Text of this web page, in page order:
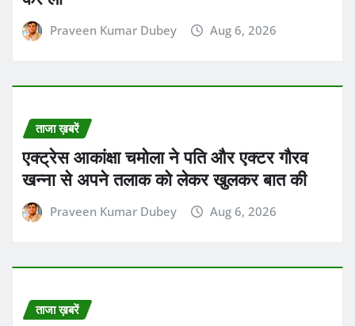
Praveen Kumar Dubey Aug 6, 2026
ताजा ख़बरें
एक्ट्रेस आकांक्षा चमोला ने पति और एक्टर गौरव
खन्ना से अपने तलाक को लेकर खुलकर बात की
Praveen Kumar Dubey Aug 6, 2026
ताजा ख़बरें